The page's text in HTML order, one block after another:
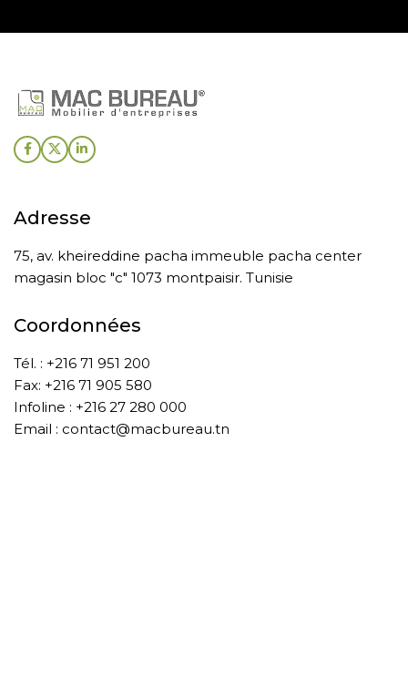
Adresse
75, av. kheireddine pacha immeuble pacha center
magasin bloc "c" 1073 montpaisir. Tunisie
Coordonnées
Tél. : +216 71 951 200
Fax: +216 71 905 580
Infoline : +216 27 280 000
Email : contact@macbureau.tn